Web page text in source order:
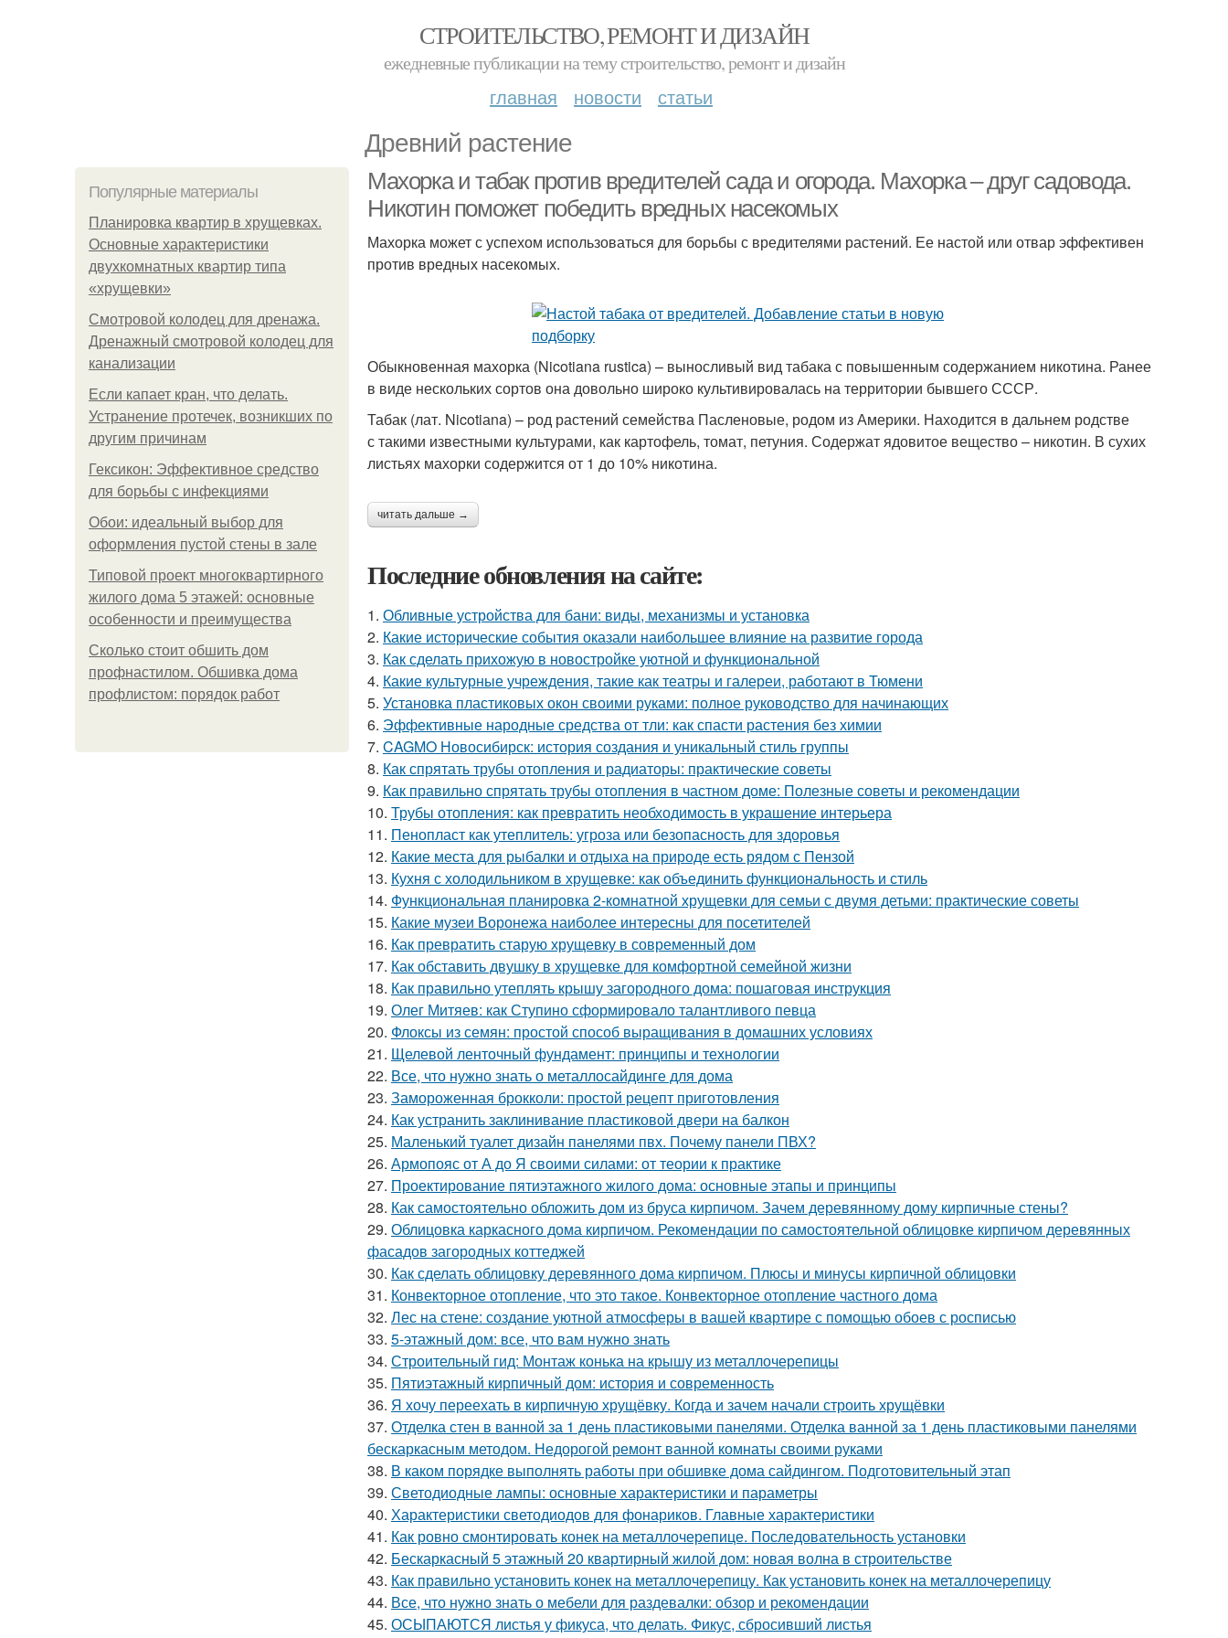
СТРОИТЕЛЬСТВО, РЕМОНТ И ДИЗАЙН
ежедневные публикации на тему строительство, ремонт и дизайн
главная новости статьи
Древний растение
Популярные материалы
Планировка квартир в хрущевках.
Основные характеристики
двухкомнатных квартир типа
«хрущевки»
Смотровой колодец для дренажа.
Дренажный смотровой колодец для
канализации
Если капает кран, что делать.
Устранение протечек, возникших по
другим причинам
Гексикон: Эффективное средство
для борьбы с инфекциями
Обои: идеальный выбор для
оформления пустой стены в зале
Типовой проект многоквартирного
жилого дома 5 этажей: основные
особенности и преимущества
Сколько стоит обшить дом
профнастилом. Обшивка дома
профлистом: порядок работ
Махорка и табак против вредителей сада и огорода. Махорка – друг садовода.
Никотин поможет победить вредных насекомых
Махорка может с успехом использоваться для борьбы с вредителями растений. Ее настой или отвар эффективен
против вредных насекомых.
Обыкновенная махорка (Nicotiana rustica) – выносливый вид табака с повышенным содержанием никотина. Ранее
в виде нескольких сортов она довольно широко культивировалась на территории бывшего СССР.
Табак (лат. Nicotiаna) – род растений семейства Пасленовые, родом из Америки. Находится в дальнем родстве
с такими известными культурами, как картофель, томат, петуния. Содержат ядовитое вещество – никотин. В сухих
листьях махорки содержится от 1 до 10% никотина.
читать дальше →
Последние обновления на сайте:
1. Обливные устройства для бани: виды, механизмы и установка
2. Какие исторические события оказали наибольшее влияние на развитие города
3. Как сделать прихожую в новостройке уютной и функциональной
4. Какие культурные учреждения, такие как театры и галереи, работают в Тюмени
5. Установка пластиковых окон своими руками: полное руководство для начинающих
6. Эффективные народные средства от тли: как спасти растения без химии
7. CAGMO Новосибирск: история создания и уникальный стиль группы
8. Как спрятать трубы отопления и радиаторы: практические советы
9. Как правильно спрятать трубы отопления в частном доме: Полезные советы и рекомендации
10. Трубы отопления: как превратить необходимость в украшение интерьера
11. Пенопласт как утеплитель: угроза или безопасность для здоровья
12. Какие места для рыбалки и отдыха на природе есть рядом с Пензой
13. Кухня с холодильником в хрущевке: как объединить функциональность и стиль
14. Функциональная планировка 2-комнатной хрущевки для семьи с двумя детьми: практические советы
15. Какие музеи Воронежа наиболее интересны для посетителей
16. Как превратить старую хрущевку в современный дом
17. Как обставить двушку в хрущевке для комфортной семейной жизни
18. Как правильно утеплять крышу загородного дома: пошаговая инструкция
19. Олег Митяев: как Ступино сформировало талантливого певца
20. Флоксы из семян: простой способ выращивания в домашних условиях
21. Щелевой ленточный фундамент: принципы и технологии
22. Все, что нужно знать о металлосайдинге для дома
23. Замороженная брокколи: простой рецепт приготовления
24. Как устранить заклинивание пластиковой двери на балкон
25. Маленький туалет дизайн панелями пвх. Почему панели ПВХ?
26. Армопояс от А до Я своими силами: от теории к практике
27. Проектирование пятиэтажного жилого дома: основные этапы и принципы
28. Как самостоятельно обложить дом из бруса кирпичом. Зачем деревянному дому кирпичные стены?
29. Облицовка каркасного дома кирпичом. Рекомендации по самостоятельной облицовке кирпичом деревянных
фасадов загородных коттеджей
30. Как сделать облицовку деревянного дома кирпичом. Плюсы и минусы кирпичной облицовки
31. Конвекторное отопление, что это такое. Конвекторное отопление частного дома
32. Лес на стене: создание уютной атмосферы в вашей квартире с помощью обоев с росписью
33. 5-этажный дом: все, что вам нужно знать
34. Строительный гид: Монтаж конька на крышу из металлочерепицы
35. Пятиэтажный кирпичный дом: история и современность
36. Я хочу переехать в кирпичную хрущёвку. Когда и зачем начали строить хрущёвки
37. Отделка стен в ванной за 1 день пластиковыми панелями. Отделка ванной за 1 день пластиковыми панелями
бескаркасным методом. Недорогой ремонт ванной комнаты своими руками
38. В каком порядке выполнять работы при обшивке дома сайдингом. Подготовительный этап
39. Светодиодные лампы: основные характеристики и параметры
40. Характеристики светодиодов для фонариков. Главные характеристики
41. Как ровно смонтировать конек на металлочерепице. Последовательность установки
42. Бескаркасный 5 этажный 20 квартирный жилой дом: новая волна в строительстве
43. Как правильно установить конек на металлочерепицу. Как установить конек на металлочерепицу
44. Все, что нужно знать о мебели для раздевалки: обзор и рекомендации
45. ОСЫПАЮТСЯ листья у фикуса, что делать. Фикус, сбросивший листья